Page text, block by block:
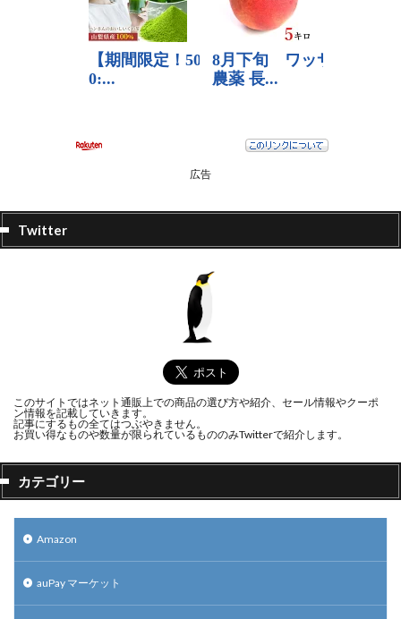
広告
Twitter
このサイトではネット通販上での商品の選び方や紹介、セール情報やクーポ
ン情報を記載していきます。
記事にするもの全てはつぶやきません。
お買い得なものや数量が限られているもののみTwitterで紹介します。
カテゴリー
Amazon
auPay マーケット